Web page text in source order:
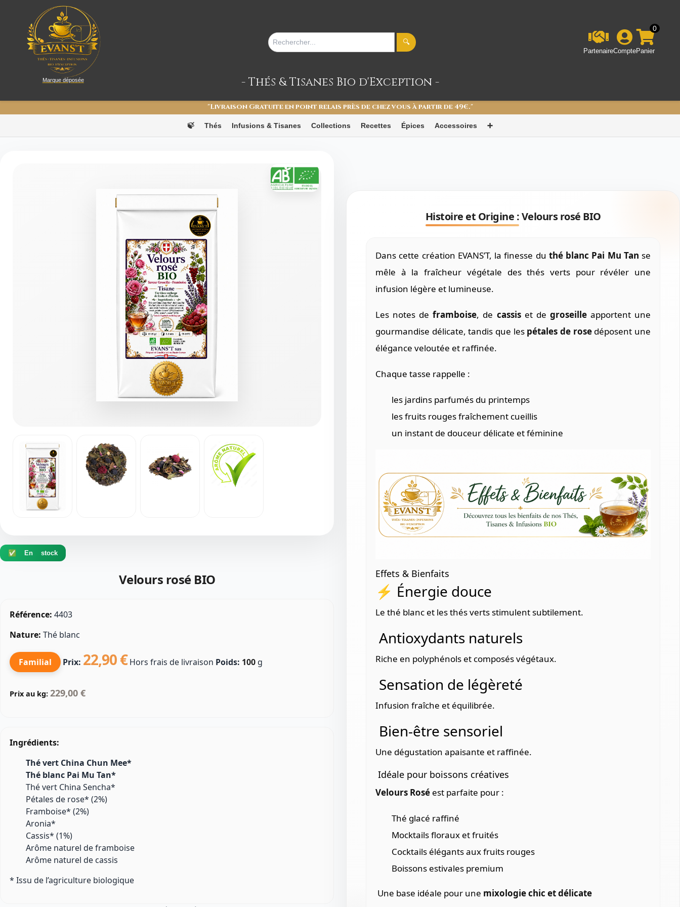
Marque déposée
🔍
PartenaireCompte
0
Panier
- Thés & Tisanes Bio d'Exception -
"Livraison Gratuite en point relais près de chez vous à partir de 49€."
🍃 Thés Infusions & Tisanes Collections Recettes Épices Accessoires ➕
✅ En stock
Velours rosé BIO
Référence: 4403
Nature: Thé blanc
Familial Prix: 22,90 € Hors frais de livraison Poids: 100 g
Prix au kg: 229,00 €
Ingrédients:
Thé vert China Chun Mee*
Thé blanc Pai Mu Tan*
Thé vert China Sencha*
Pétales de rose* (2%)
Framboise* (2%)
Aronia*
Cassis* (1%)
Arôme naturel de framboise
Arôme naturel de cassis
* Issu de l’agriculture biologique
Histoire et Origine :Velours rosé BIO
Dans cette création EVANS’T, la finesse du thé blanc Pai Mu Tan se
mêle à la fraîcheur végétale des thés verts pour révéler une
infusion légère et lumineuse.
Les notes deframboise, de cassiset de groseilleapportent une
gourmandise délicate, tandis que les pétales de rosedéposent une
élégance veloutée et raffinée.
Chaque tasse rappelle :
les jardins parfumés du printemps
les fruits rouges fraîchement cueillis
un instant de douceur délicate et féminine
Effets & Bienfaits
⚡ Énergie douce
Le thé blanc et les thés verts stimulent subtilement.
Antioxydants naturels
Riche en polyphénols et composés végétaux.
Sensation de légèreté
Infusion fraîche et équilibrée.
Bien-être sensoriel
Une dégustation apaisante et raffinée.
Idéale pour boissons créatives
Velours Rosé est parfaite pour :
Thé glacé raffiné
Mocktails floraux et fruités
Cocktails élégants aux fruits rouges
Boissons estivales premium
Une base idéale pour une mixologie chic et délicate